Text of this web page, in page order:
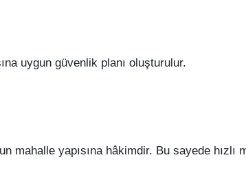
uygun güvenlik planı oluşturulur.
mahalle yapısına hâkimdir. Bu sayede